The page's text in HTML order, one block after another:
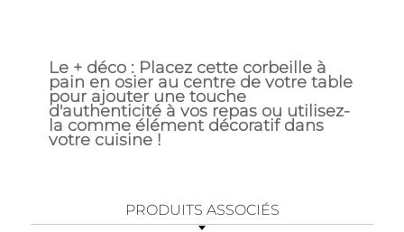
Le + déco : Placez cette corbeille à
pain en osier au centre de votre table
pour ajouter une touche
d'authenticité à vos repas ou utilisez-
la comme élément décoratif dans
votre cuisine !
PRODUITS ASSOCIÉS